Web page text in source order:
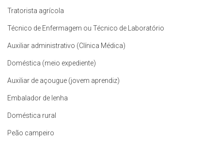
Tratorista agrícola
Técnico de Enfermagem ou Técnico de Laboratório
Auxiliar administrativo (Clínica Médica)
Doméstica (meio expediente)
Auxiliar de açougue (jovem aprendiz)
Embalador de lenha
Doméstica rural
Peão campeiro